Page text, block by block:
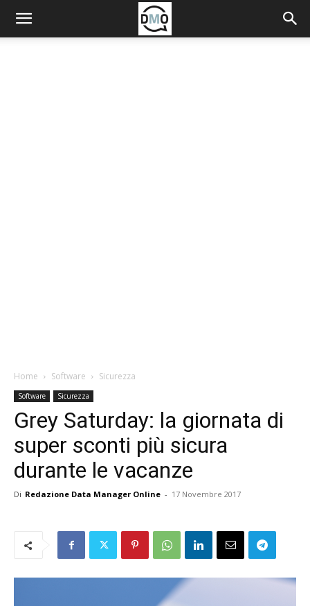
Home Software Sicurezza
Software Sicurezza
Grey Saturday: la giornata di
super sconti più sicura
durante le vacanze
Di Redazione Data Manager Online - 17 Novembre 2017